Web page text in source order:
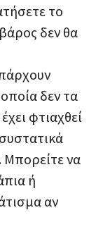
το
δεν θα
δεν τα
φτιαχθεί
. Μπορείτε να
ή
αν